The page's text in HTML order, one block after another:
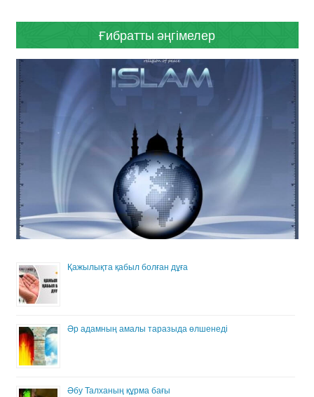
Ғибратты әңгімелер
Қажылықта қабыл болған дұға
Әр адамның амалы таразыда өлшенеді
Әбу Талханың құрма бағы